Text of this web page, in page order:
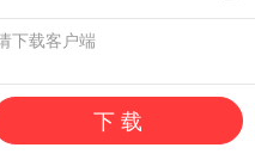
下载客户端
下 载